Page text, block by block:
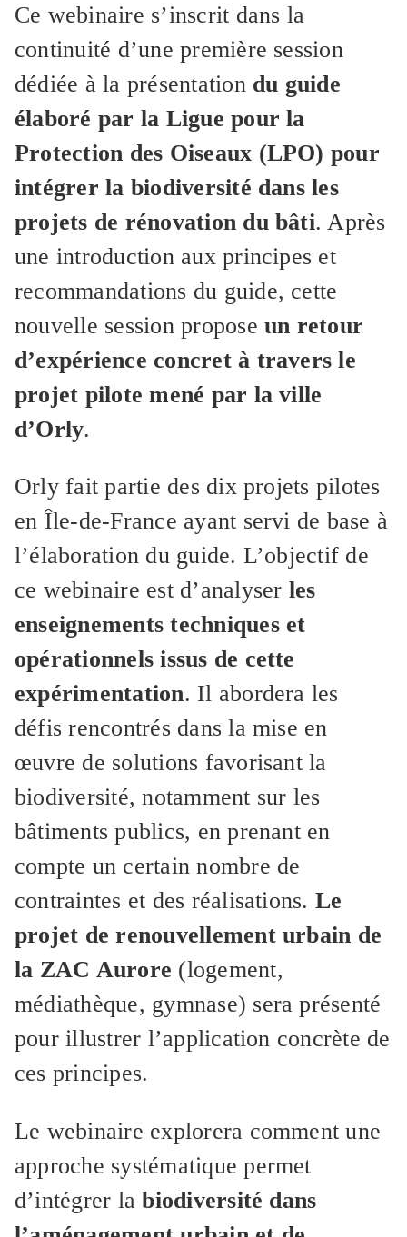
Ce webinaire s’inscrit dans la
continuité d’une première session
dédiée à la présentation du guide
élaboré par la Ligue pour la
Protection des Oiseaux (LPO) pour
intégrer la biodiversité dans les
projets de rénovation du bâti. Après
une introduction aux principes et
recommandations du guide, cette
nouvelle session proposeun retour
d’expérience concret à travers le
projet pilote mené par la ville
d’Orly.
Orly fait partie des dix projets pilotes
en Île-de-France ayant servi de base à
l’élaboration du guide. L’objectif de
ce webinaire est d’analyser les
enseignements techniques et
opérationnels issus de cette
expérimentation. Il abordera les
défis rencontrés dans la mise en
œuvre de solutions favorisant la
biodiversité, notamment sur les
bâtiments publics, en prenant en
compte un certain nombre de
contraintes et des réalisations. Le
projet de renouvellement urbain de
la ZAC Aurore (logement,
médiathèque, gymnase) sera présenté
pour illustrer l’application concrète de
ces principes.
Le webinaire explorera comment une
approche systématique permet
d’intégrer labiodiversité dans